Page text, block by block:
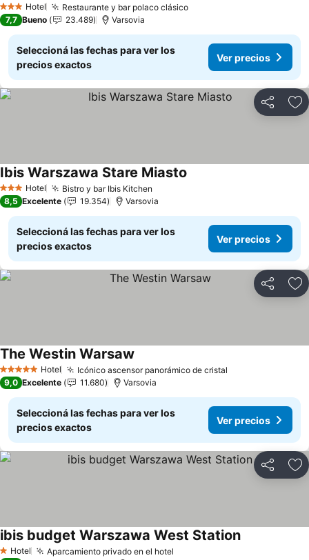
3 Estrellas
Hotel Restaurante y bar polaco clásicoVer precios
7,7 Bueno 23.489 Varsovia
Seleccioná las fechas para ver los
precios exactos
Ver precios
Compartir
3 Estrellas
Hotel Bistro y bar Ibis Kitchen
Ibis Warszawa Stare Miasto
8,5 Excelente 19.354 Varsovia
Seleccioná las fechas para ver los
precios exactos
Ver precios
Compartir
5 Estrellas Hotel Icónico ascensor panorámico de cristal
The Westin Warsaw
9,0 Excelente 11.680 Varsovia
Seleccioná las fechas para ver los
precios exactos
Ver precios
Compartir
1 Estrellas
Hotel Aparcamiento privado en el hotel
ibis budget Warszawa West StationVer precios